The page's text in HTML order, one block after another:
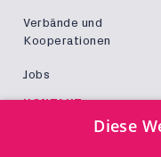
Verbände und
Kooperationen
Jobs
KONTAKT
Diese